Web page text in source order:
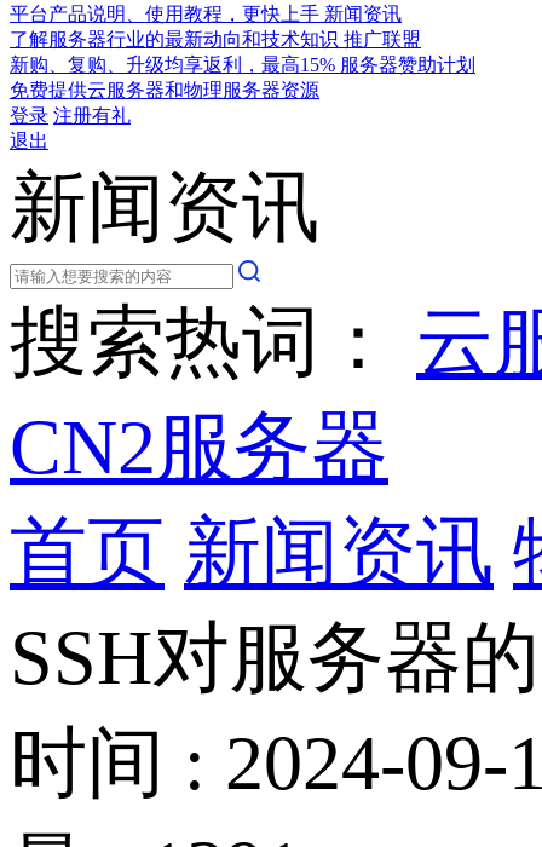
平台产品说明、使用教程，更快上手 新闻资讯
了解服务器行业的最新动向和技术知识 推广联盟
新购、复购、升级均享返利，最高15% 服务器赞助计划
免费提供云服务器和物理服务器资源
登录 注册有礼
退出
新闻资讯
搜索热词： 云
CN2服务器
首页 新闻资讯
SSH对服务器
时间 : 2024-09-